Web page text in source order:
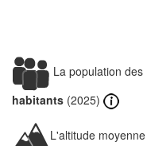
La population
habitants (2025)
L'altitude